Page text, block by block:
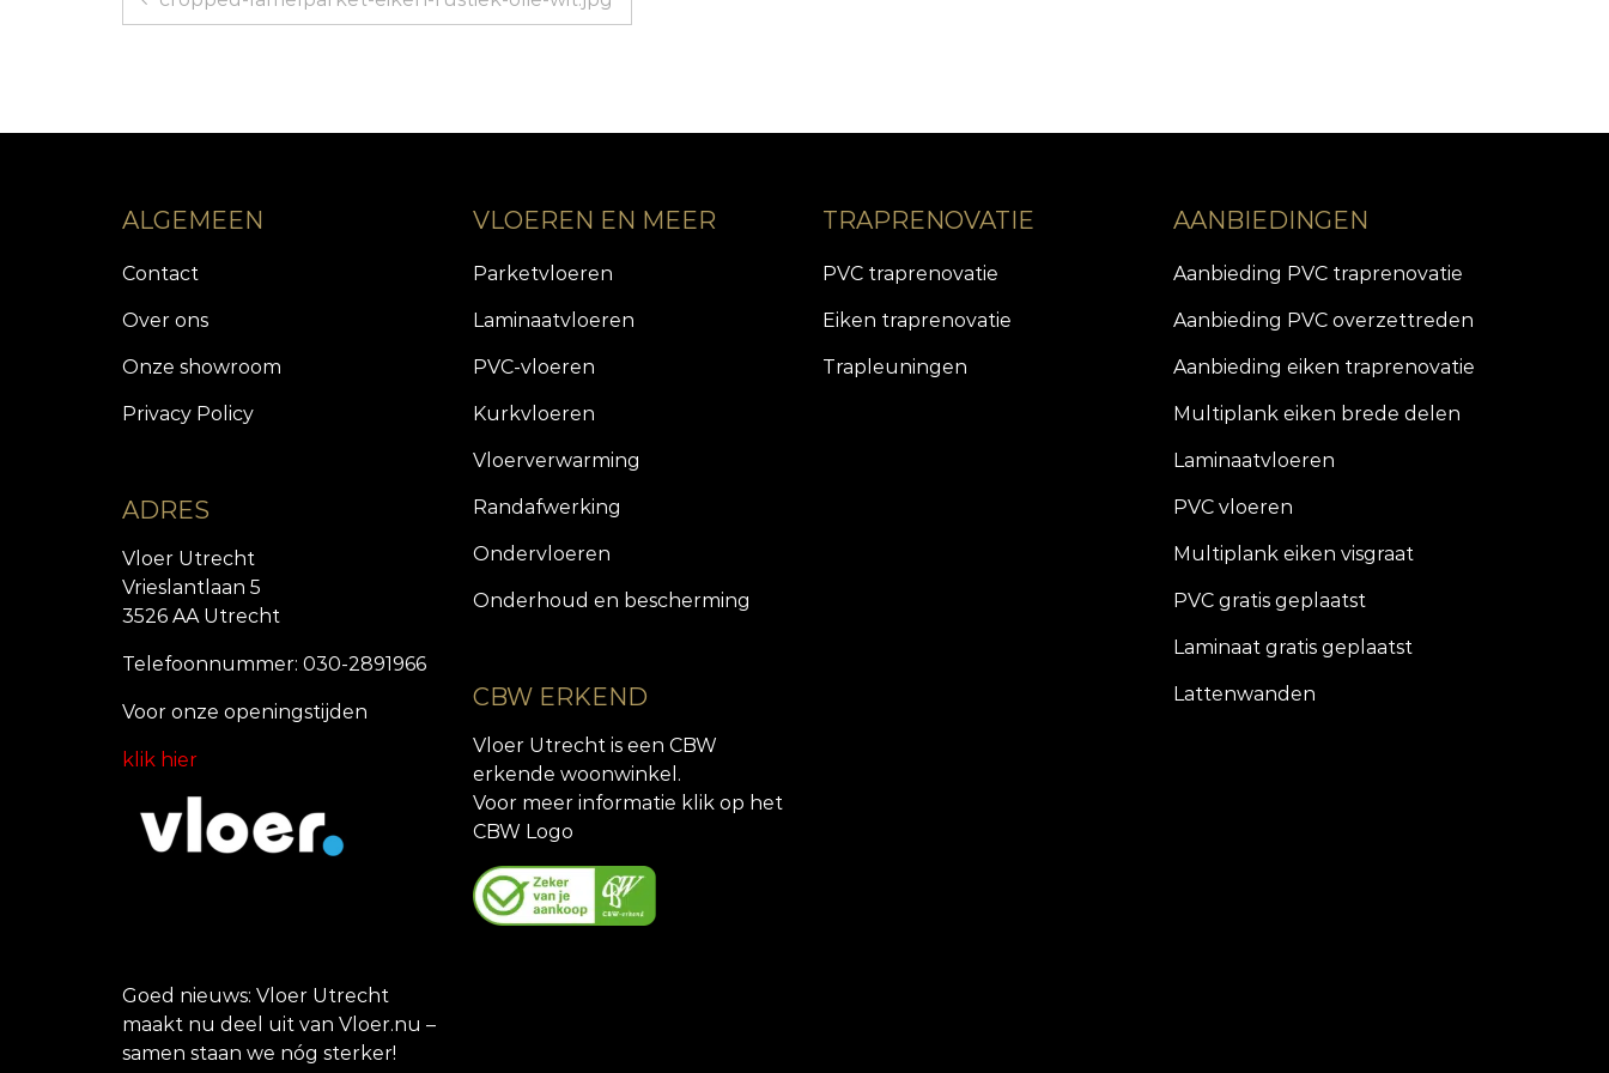
navigatie
ALGEMEEN
Contact
Over ons
Onze showroom
Privacy Policy
ADRES
Vloer Utrecht
Vrieslantlaan 5
3526 AA Utrecht
Telefoonnummer: 030-2891966
Voor onze openingstijden
klik hier
Goed nieuws: Vloer Utrecht
maakt nu deel uit van Vloer.nu –
samen staan we nóg sterker!
VLOEREN EN MEER
Parketvloeren
Laminaatvloeren
PVC-vloeren
Kurkvloeren
Vloerverwarming
Randafwerking
Ondervloeren
Onderhoud en bescherming
CBW ERKEND
Vloer Utrecht is een CBW
erkende woonwinkel.
Voor meer informatie klik op het
CBW Logo
TRAPRENOVATIE
PVC traprenovatie
Eiken traprenovatie
Trapleuningen
AANBIEDINGEN
Aanbieding PVC traprenovatie
Aanbieding PVC overzettreden
Aanbieding eiken traprenovatie
Multiplank eiken brede delen
Laminaatvloeren
PVC vloeren
Multiplank eiken visgraat
PVC gratis geplaatst
Laminaat gratis geplaatst
Lattenwanden